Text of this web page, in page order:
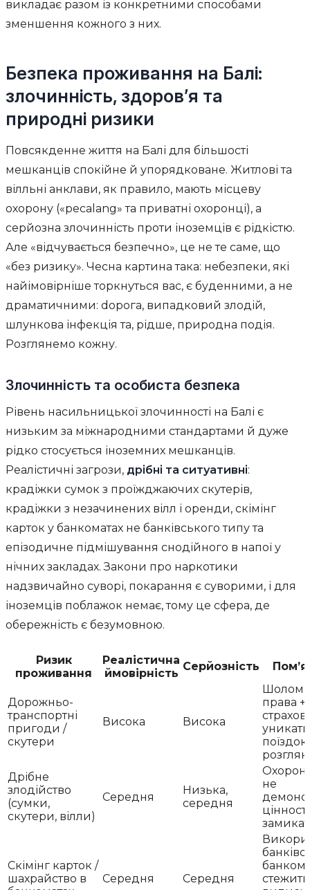
викладає разом із конкретними способами
зменшення кожного з них.
Безпека проживання на Балі:
злочинність, здоров’я та
природні ризики
Повсякденне життя на Балі для більшості
мешканців спокійне й упорядковане. Житлові та
вілльні анклави, як правило, мають місцеву
охорону («pecalang» та приватні охоронці), а
серйозна злочинність проти іноземців є рідкістю.
Але «відчувається безпечно», це не те саме, що
«без ризику». Чесна картина така: небезпеки, які
найімовірніше торкнуться вас, є буденними, а не
драматичними: dорога, випадковий злодій,
шлункова інфекція та, рідше, природна подія.
Розглянемо кожну.
Злочинність та особиста безпека
Рівень насильницької злочинності на Балі є
низьким за міжнародними стандартами й дуже
рідко стосується іноземних мешканців.
Реалістичні загрози, дрібні та ситуативні:
крадіжки сумок з проїжджаючих скутерів,
крадіжки з незачинених вілл і оренди, скімінг
карток у банкоматах не банківського типу та
епізодичне підмішування снодійного в напої у
нічних закладах. Закони про наркотики
надзвичайно суворі, покарання є суворими, і для
іноземців поблажок немає, тому це сфера, де
обережність є безумовною.
Ризик
проживання
Реалістична
ймовірність
Серйозність
Дорожньо-
транспортні
пригоди /
скутери
Висока Висока
Шолом,
права +
поїздок,
Дрібне
злодійство
(сумки,
скутери, вілли)
Середня
Низька,
середня
не
Скімінг карток /
шахрайство в
Середня Середня